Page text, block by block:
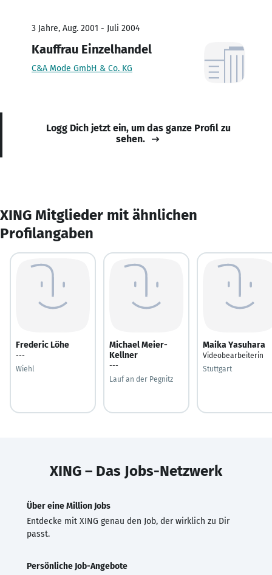
3 Jahre, Aug. 2001 - Juli 2004
Kauffrau Einzelhandel
C&A Mode GmbH & Co. KG
Logg Dich jetzt ein, um das ganze Profil zu
sehen.
XING Mitglieder mit ähnlichen
Profilangaben
Frederic Löhe
---
Wiehl
Michael Meier-
Kellner
---
Lauf an der Pegnitz
Maika Yasuhara
Videobearbeiterin
Stuttgart
XING – Das Jobs-Netzwerk
Über eine Million Jobs
Entdecke mit XING genau den Job, der wirklich zu Dir
passt.
Persönliche Job-Angebote